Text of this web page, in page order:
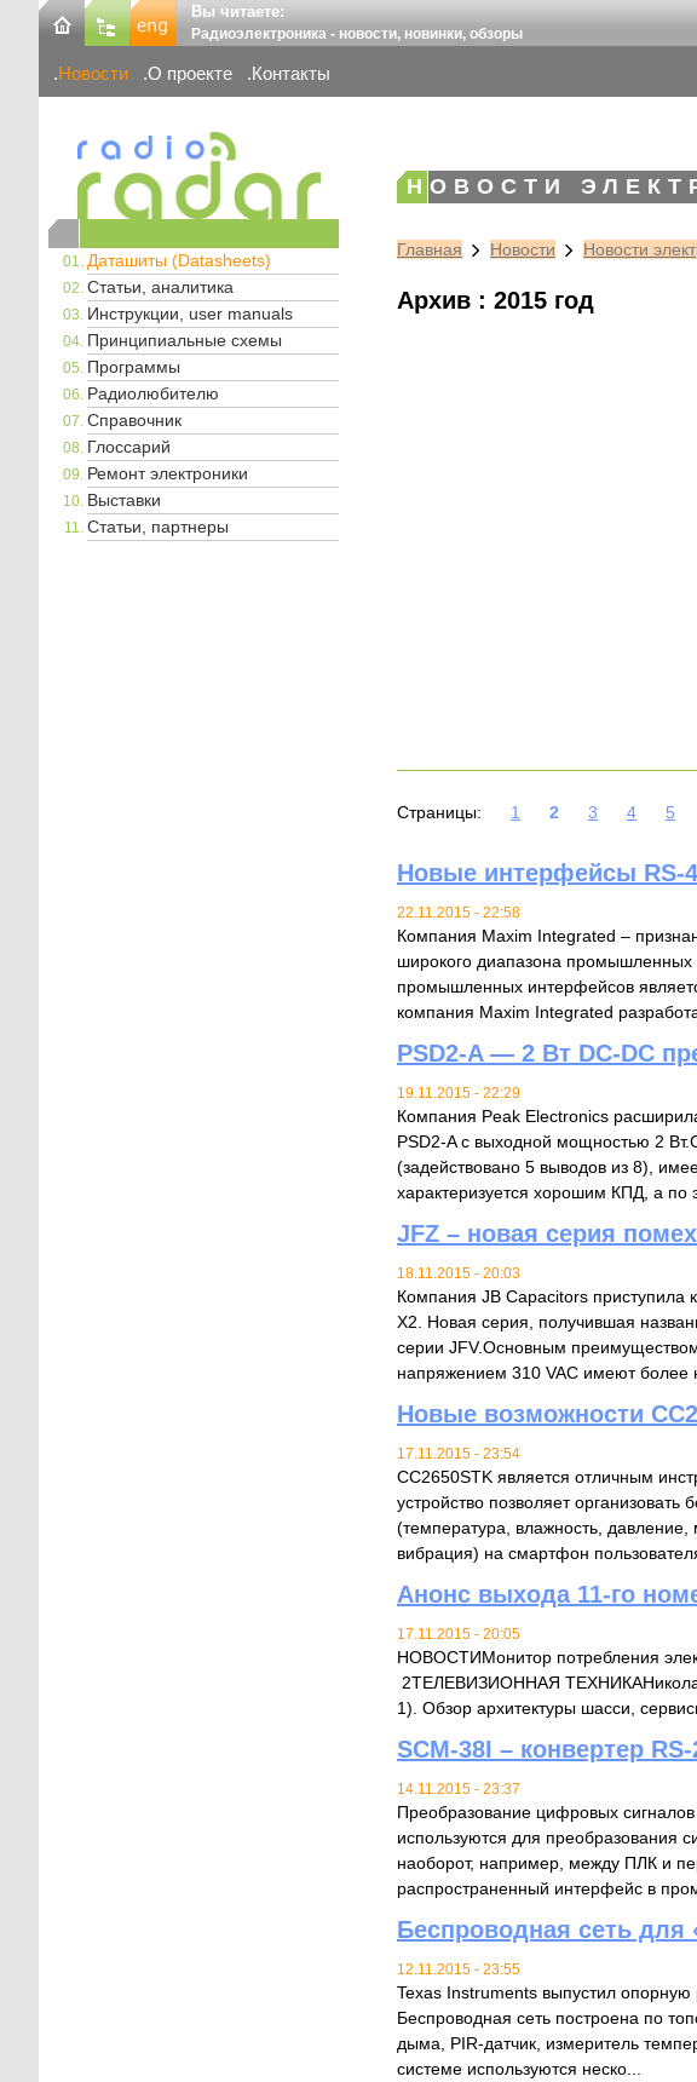
Вы читаете:
Радиоэлектроника - новости, новинки, обзоры
Новости О проекте Контакты
Даташиты (Datasheets)
Статьи, аналитика
Инструкции, user manuals
Принципиальные схемы
Программы
Радиолюбителю
Справочник
Глоссарий
Ремонт электроники
Выставки
Статьи, партнеры
НОВОСТИ
Главная Новости Новости
Архив : 2015 год
Страницы: 1 2 3 4 5
Новые интерфейсы RS-
22.11.2015 - 22:58
Компания Maxim Integrated –
широкого диапазона
промышленных интерфейсов
компания Maxim Integrated
PSD2-A — 2 Вт DC-DC
19.11.2015 - 22:29
Компания Peak Electronics
PSD2-A с выходной мощностью 2
(задействовано 5 выводов из 8),
характеризуется хорошим КПД, а по
JFZ – новая серия
18.11.2015 - 20:03
Компания JB Capacitors приступила
X2. Новая серия, получившая
серии JFV.Основным
напряжением 310 VAC имеют более
Новые возможности
17.11.2015 - 23:54
CC2650STK является отличным
устройство позволяет
(температура, влажность,
вибрация) на смартфон
Анонс выхода 11-го
17.11.2015 - 20:05
НОВОСТИМонитор потребления
2ТЕЛЕВИЗИОННАЯ ТЕХНИКАНиколай
1). Обзор архитектуры шасси,
SCM-38I – конвертер
14.11.2015 - 23:37
Преобразование цифровых
используются для преобразования
наоборот, например, между ПЛК и
распространенный интерфейс в
Беспроводная сеть для
12.11.2015 - 23:55
Texas Instruments выпустил
Беспроводная сеть построена по
дыма, PIR-датчик, измеритель
системе используются неско...